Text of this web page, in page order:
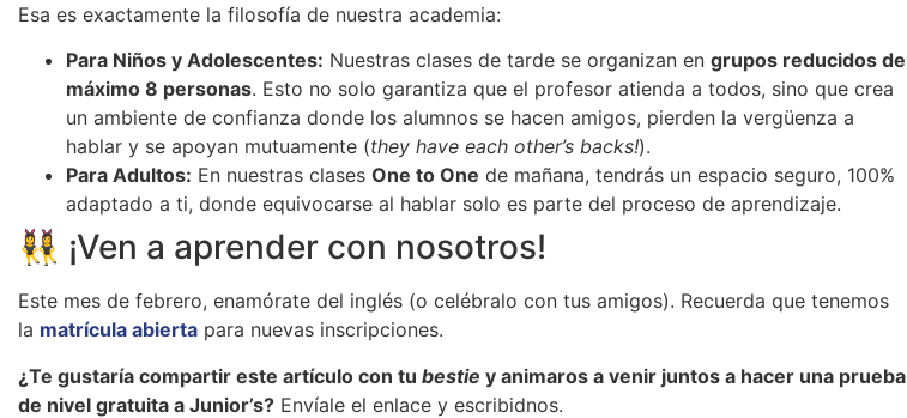
Esa es exactamente la filosofía de nuestra academia:
Para Niños y Adolescentes: Nuestras clases de tarde se organizan en grupos reducidos de
máximo 8 personas. Esto no solo garantiza que el profesor atienda a todos, sino que crea
un ambiente de confianza donde los alumnos se hacen amigos, pierden la vergüenza a
hablar y se apoyan mutuamente (they have each other’s backs!).
Para Adultos: En nuestras clases One to One de mañana, tendrás un espacio seguro, 100%
adaptado a ti, donde equivocarse al hablar solo es parte del proceso de aprendizaje.
👯‍♀️ ¡Ven a aprender con nosotros!
Este mes de febrero, enamórate del inglés (o celébralo con tus amigos). Recuerda que tenemos
la matrícula abierta para nuevas inscripciones.
¿Te gustaría compartir este artículo con tu bestie y animaros a venir juntos a hacer una prueba
de nivel gratuita a Junior’s? Envíale el enlace y escribidnos.